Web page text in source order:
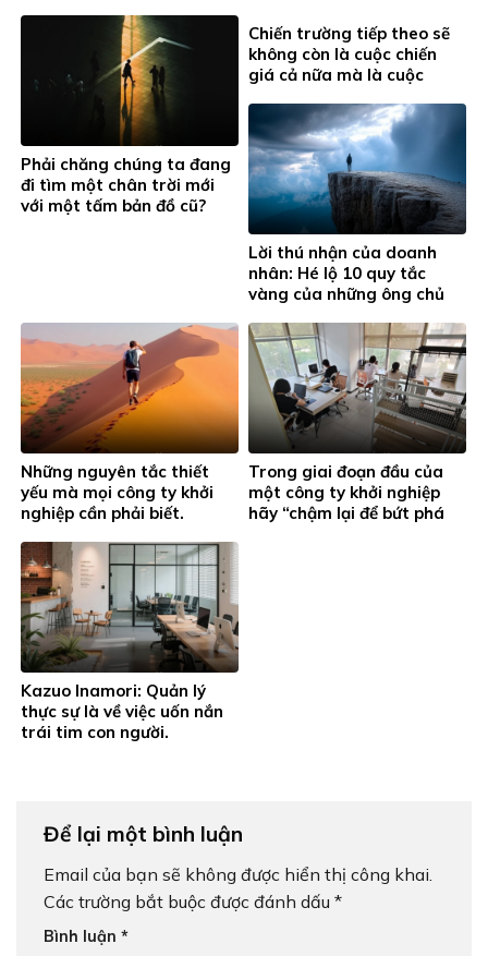
Phải chăng chúng ta đang
đi tìm một chân trời mới
với một tấm bản đồ cũ?
Chiến trường tiếp theo sẽ
không còn là cuộc chiến
giá cả nữa mà là cuộc
chiến về giá trị sau bán
hàng
Lời thú nhận của doanh
nhân: Hé lộ 10 quy tắc
vàng của những ông chủ
Những nguyên tắc thiết
yếu mà mọi công ty khởi
nghiệp cần phải biết.
Trong giai đoạn đầu của
một công ty khởi nghiệp
hãy “chậm lại để bứt phá
Kazuo Inamori: Quản lý
thực sự là về việc uốn nắn
trái tim con người.
Để lại một bình luận
Email của bạn sẽ không được hiển thị công khai.
Các trường bắt buộc được đánh dấu *
Bình luận *